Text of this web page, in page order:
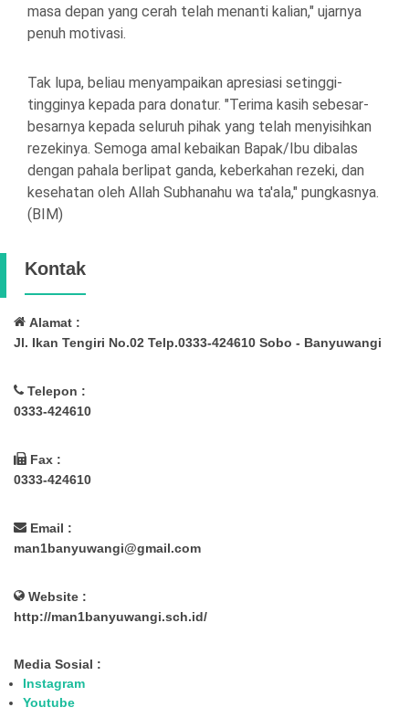
masa depan yang cerah telah menanti kalian," ujarnya
penuh motivasi.
Tak lupa, beliau menyampaikan apresiasi setinggi-
tingginya kepada para donatur. "Terima kasih sebesar-
besarnya kepada seluruh pihak yang telah menyisihkan
rezekinya. Semoga amal kebaikan Bapak/Ibu dibalas
dengan pahala berlipat ganda, keberkahan rezeki, dan
kesehatan oleh Allah Subhanahu wa ta'ala," pungkasnya.
(BIM)
Kontak
Alamat :
Jl. Ikan Tengiri No.02 Telp.0333-424610 Sobo - Banyuwangi
Telepon :
0333-424610
Fax :
0333-424610
Email :
man1banyuwangi@gmail.com
Website :
http://man1banyuwangi.sch.id/
Media Sosial :
Instagram
Youtube